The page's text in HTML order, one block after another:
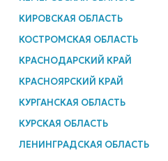
КИРОВСКАЯ ОБЛАСТЬ
КОСТРОМСКАЯ ОБЛАСТЬ
КРАСНОДАРСКИЙ КРАЙ
КРАСНОЯРСКИЙ КРАЙ
КУРГАНСКАЯ ОБЛАСТЬ
КУРСКАЯ ОБЛАСТЬ
ЛЕНИНГРАДСКАЯ ОБЛАСТЬ